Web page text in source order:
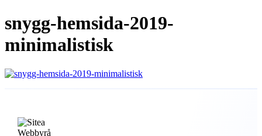
snygg-hemsida-2019-
minimalistisk